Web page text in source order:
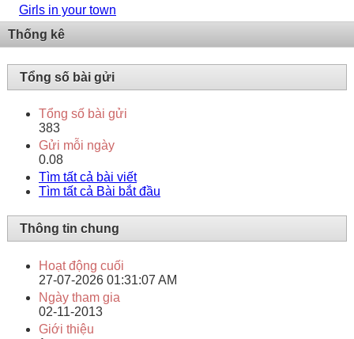
Girls in your town
Thống kê
Tổng số bài gửi
Tổng số bài gửi
383
Gửi mỗi ngày
0.08
Tìm tất cả bài viết
Tìm tất cả Bài bắt đầu
Thông tin chung
Hoạt động cuối
27-07-2026 01:31:07 AM
Ngày tham gia
02-11-2013
Giới thiệu